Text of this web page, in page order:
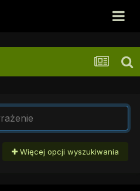
Więcej opcji wyszukiwania